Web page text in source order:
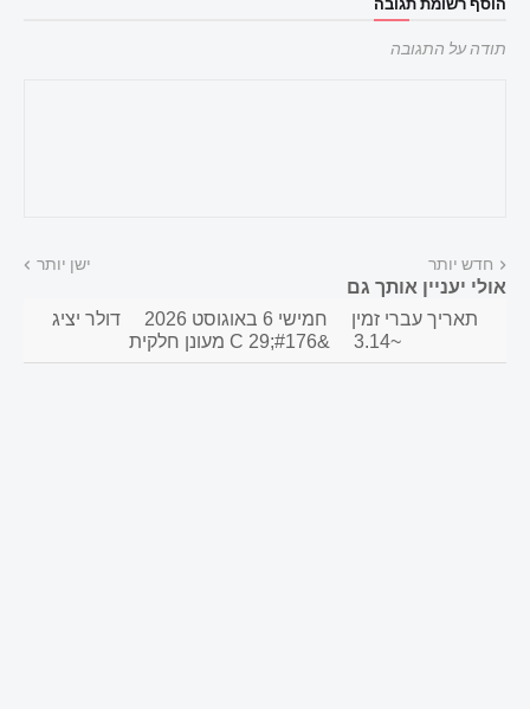
תודה על התגובה
חדש יותר ישן יותר
אולי יעניין אותך גם
תאריך עברי זמין חמישי 6 באוגוסט 2026
דולר יציג
~3.14
&#176;C 29 מעונן חלקית